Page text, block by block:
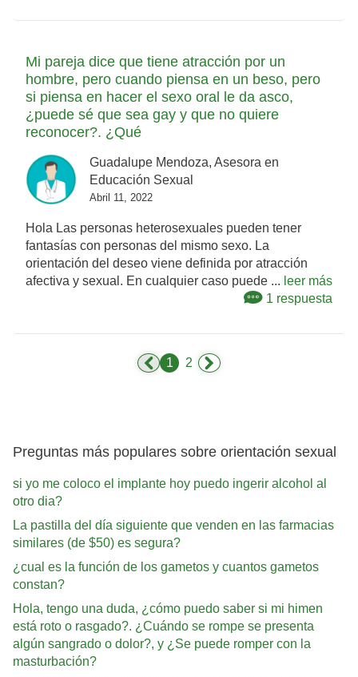
Mi pareja dice que tiene atracción por un
hombre, pero cuando piensa en un beso, pero
si piensa en hacer el sexo oral le da asco,
¿puede sé que sea gay y que no quiere
reconocer?. ¿Qué
Guadalupe Mendoza, Asesora en
Educación Sexual
Abril 11, 2022
Hola Las personas heterosexuales pueden tener
fantasías con personas del mismo sexo. La
orientación del deseo viene definida por atracción
afectiva y sexual. En cualquier caso puede ... leer más
1 respuesta
1 2
Preguntas más populares sobre orientación sexual
si yo me coloco el implante hoy puedo ingerir alcohol al
otro dia?
La pastilla del día siguiente que venden en las farmacias
similares (de $50) es segura?
¿cual es la función de los gametos y cuantos gametos
constan?
Hola, tengo una duda, ¿cómo puedo saber si mi himen
está roto o rasgado?. ¿Cuándo se rompe se presenta
algún sangrado o dolor?, y ¿Se puede romper con la
masturbación?